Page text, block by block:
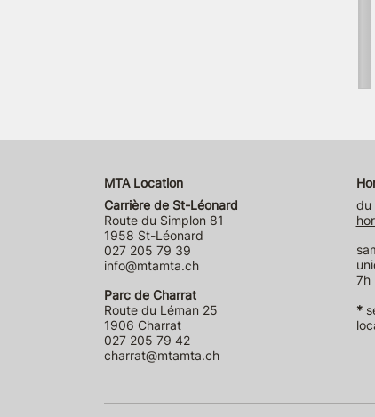
MTA Location
Carrière de St-Léonard
Route du Simplon 81
1958 St-Léonard
027 205 79 39
info@mtamta.ch
Parc de Charrat
Route du Léman 25
1906 Charrat
027 205 79 42
charrat@mtamta.ch
du
7h
*